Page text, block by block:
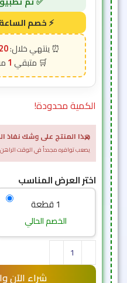
20 دقيقة و 14 ثانية
1
الكمية محدودة!
هذا المنتج على وشك نفاذ
يصعب توافره مجدداً في الوقت
×
اختر العرض المناسب
1 قطعة
الخصم الحالي
شراء الآن